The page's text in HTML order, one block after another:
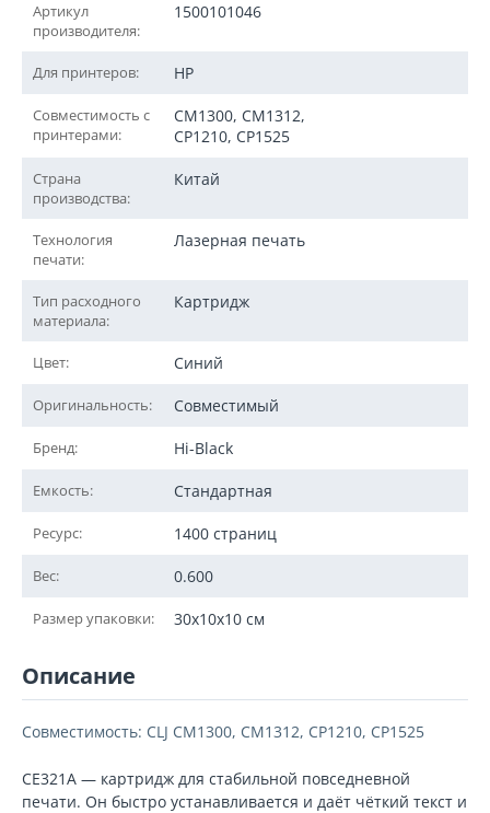
Артикул
производителя:
1500101046
Для принтеров: HP
Совместимость с
принтерами:
CM1300, CM1312,
CP1210, CP1525
Страна
производства:
Китай
Технология
печати:
Лазерная печать
Тип расходного
материала:
Картридж
Цвет: Синий
Оригинальность: Совместимый
Бренд: Hi-Black
Емкость: Стандартная
Ресурс: 1400 страниц
Вес: 0.600
Размер упаковки: 30x10x10 см
Описание
Совместимость: CLJ CM1300, CM1312, CP1210, CP1525
CE321A — картридж для стабильной повседневной
печати. Он быстро устанавливается и даёт чёткий текст и